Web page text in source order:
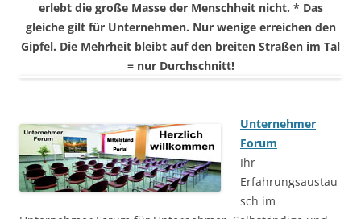
erlebt die große Masse der Menschheit nicht. * Das
gleiche gilt für Unternehmen. Nur wenige erreichen den
Gipfel. Die Mehrheit bleibt auf den breiten Straßen im Tal
= nur Durchschnitt!
Unternehmer
Forum
Ihr
Erfahrungsaustau
sch im